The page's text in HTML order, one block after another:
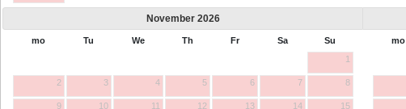
November 2026
mo Tu We Th Fr Sa
Su
1
2 3 4 5 6 7 8
9 10 11 12 13 14 15
mo